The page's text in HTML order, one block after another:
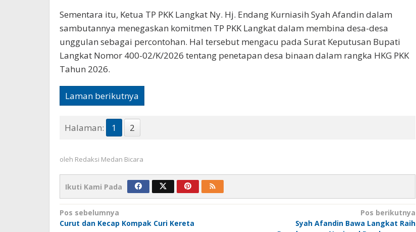
Sementara itu, Ketua TP PKK Langkat Ny. Hj. Endang Kurniasih Syah Afandin dalam
sambutannya menegaskan komitmen TP PKK Langkat dalam membina desa-desa
unggulan sebagai percontohan. Hal tersebut mengacu pada Surat Keputusan Bupati
Langkat Nomor 400-02/K/2026 tentang penetapan desa binaan dalam rangka HKG PKK
Tahun 2026.
Laman berikutnya
Halaman: 1 2
oleh Redaksi Medan Bicara
Ikuti Kami Pada
Navigasi
pos
Pos sebelumnya
Curut dan Kecap Kompak Curi Kereta
Pos berikutnya
Syah Afandin Bawa Langkat Raih